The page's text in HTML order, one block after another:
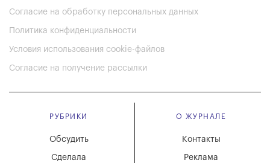
Согласие на обработку персональных данных
Политика конфиденциальности
Условия использования cookie-файлов
Согласие на получение рассылки
РУБРИКИ
Обсудить
Сделала
О ЖУРНАЛЕ
Реклама
Контакты